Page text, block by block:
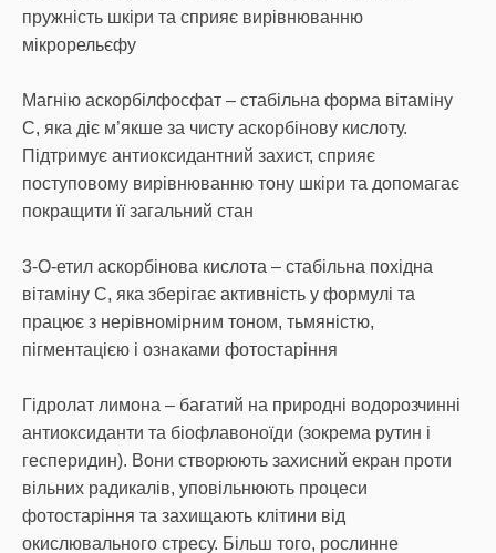
пружність шкіри та сприяє вирівнюванню
мікрорельєфу
Магнію аскорбілфосфат – стабільна форма вітаміну
С, яка діє м’якше за чисту аскорбінову кислоту.
Підтримує антиоксидантний захист, сприяє
поступовому вирівнюванню тону шкіри та допомагає
покращити її загальний стан
3-О-етил аскорбінова кислота – стабільна похідна
вітаміну С, яка зберігає активність у формулі та
працює з нерівномірним тоном, тьмяністю,
пігментацією і ознаками фотостаріння
Гідролат лимона – багатий на природні водорозчинні
антиоксиданти та біофлавоноїди (зокрема рутин і
гесперидин). Вони створюють захисний екран проти
вільних радикалів, уповільнюють процеси
фотостаріння та захищають клітини від
окислювального стресу. Більш того, рослинне